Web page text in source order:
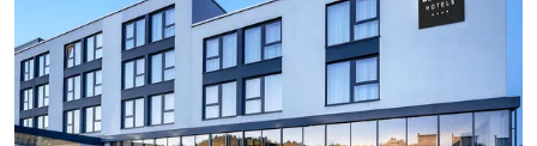
Doppelzimmer Premium
2 Erwachsene und 1 Kind